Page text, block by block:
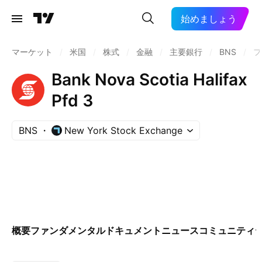
始めましょう
マーケット 米国 株式 金融 主要銀行 BNS
Bank Nova Scotia Halifax
Pfd 3
BNS New York Stock Exchange
概要ファンダメンタルドキュメント ニュースコミュニティ